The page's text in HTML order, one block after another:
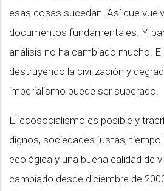
esas cosas sucedan. Así que
documentos fundamentales. Y,
análisis no ha cambiado mucho.
destruyendo la civilización y
imperialismo puede ser superado.
El ecosocialismo es posible y
dignos, sociedades justas, tiempo
ecológica y una buena calidad de
cambiado desde diciembre de